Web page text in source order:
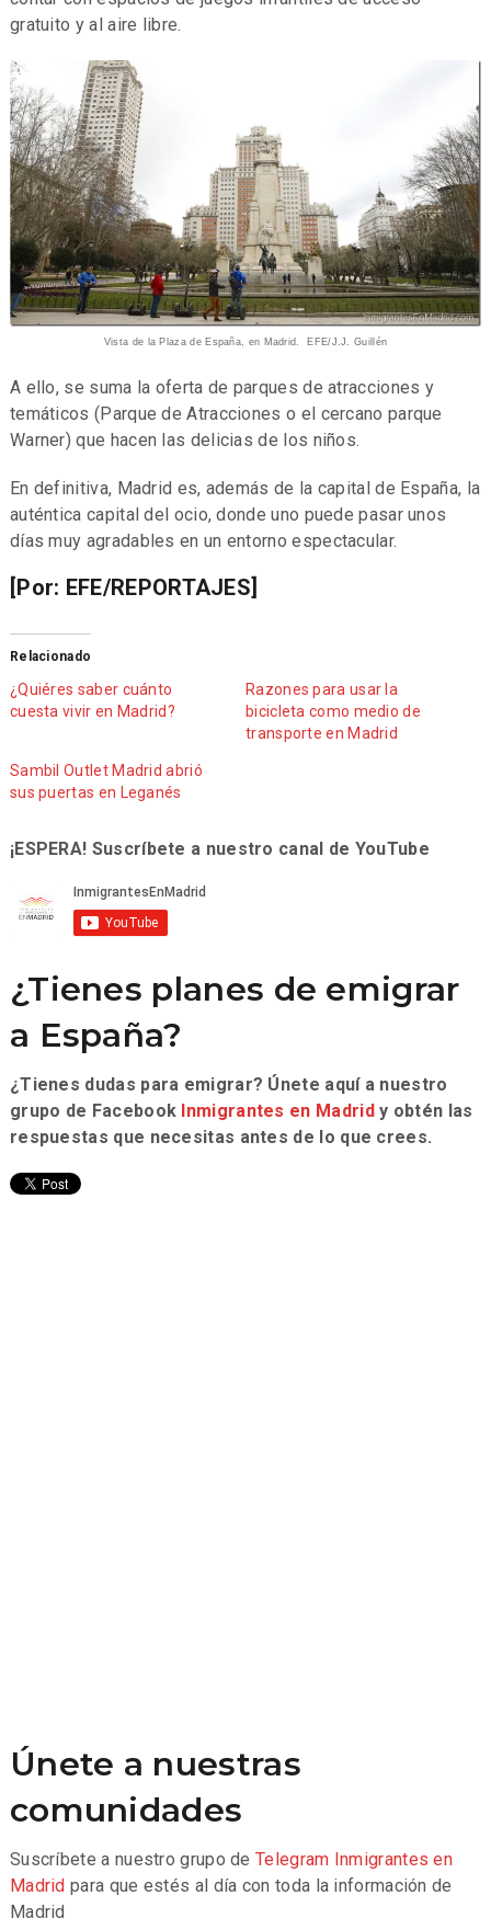
gratuito y al aire libre.
Vista de la Plaza de España, en Madrid. EFE/J.J. Guillén
A ello, se suma la oferta de parques de atracciones y
temáticos (Parque de Atracciones o el cercano parque
Warner) que hacen las delicias de los niños.
En definitiva, Madrid es, además de la capital de España, la
auténtica capital del ocio, donde uno puede pasar unos
días muy agradables en un entorno espectacular.
[Por: EFE/REPORTAJES]
Relacionado
¿Quiéres saber cuánto
cuesta vivir en Madrid?
Razones para usar la
bicicleta como medio de
transporte en Madrid
Sambil Outlet Madrid abrió
sus puertas en Leganés
¡ESPERA! Suscríbete a nuestro canal de YouTube
¿Tienes planes de emigrar
a España?
¿Tienes dudas para emigrar? Únete aquí a nuestro
grupo de Facebook Inmigrantes en Madrid y obtén las
respuestas que necesitas antes de lo que crees.
Únete a nuestras
comunidades
Suscríbete a nuestro grupo deTelegram Inmigrantes en
Madrid para que estés al día con toda la información de
Madrid